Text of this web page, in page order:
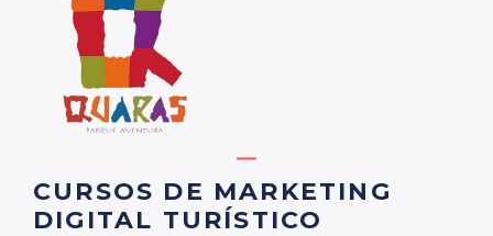
CURSOS DE MARKETING
DIGITAL TURÍSTICO